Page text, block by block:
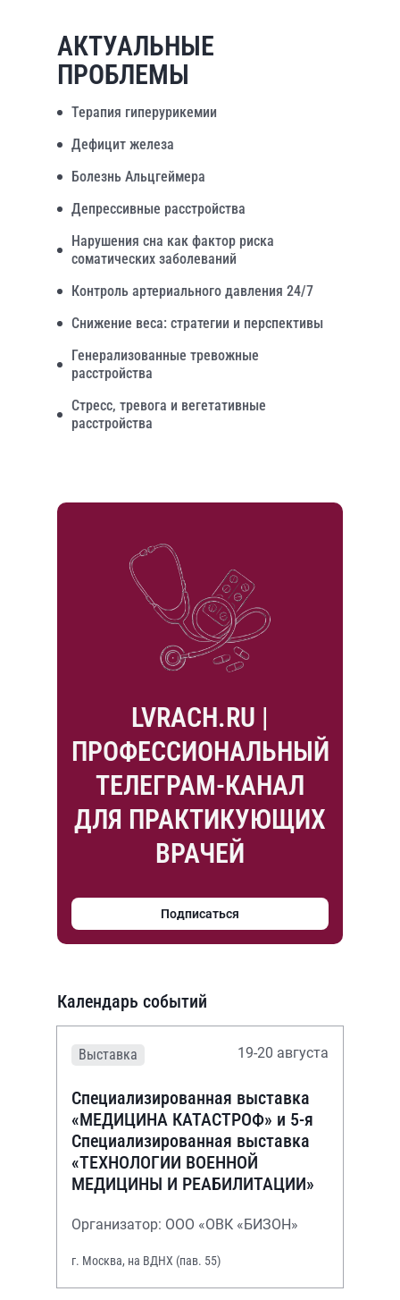
АКТУАЛЬНЫЕ
ПРОБЛЕМЫ
Терапия гиперурикемии
Дефицит железа
Болезнь Альцгеймера
Депрессивные расстройства
Нарушения сна как фактор риска
соматических заболеваний
Контроль артериального давления 24/7
Снижение веса: стратегии и перспективы
Генерализованные тревожные
расстройства
Стресс, тревога и вегетативные
расстройства
LVRACH.RU |
ПРОФЕССИОНАЛЬНЫЙ
ТЕЛЕГРАМ-КАНАЛ
ДЛЯ ПРАКТИКУЮЩИХ
ВРАЧЕЙ
Подписаться
Календарь событий
Выставка 19-20 августа
Специализированная выставка
«МЕДИЦИНА КАТАСТРОФ» и 5-я
Специализированная выставка
«ТЕХНОЛОГИИ ВОЕННОЙ
МЕДИЦИНЫ И РЕАБИЛИТАЦИИ»
Организатор: ООО «ОВК «БИЗОН»
г. Москва, на ВДНХ (пав. 55)